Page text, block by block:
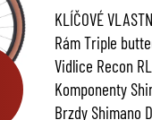
hvězdiček.
KLÍČOVÉ
Rám Triple
Vidlice Recon
Komponenty
Brzdy Shimano